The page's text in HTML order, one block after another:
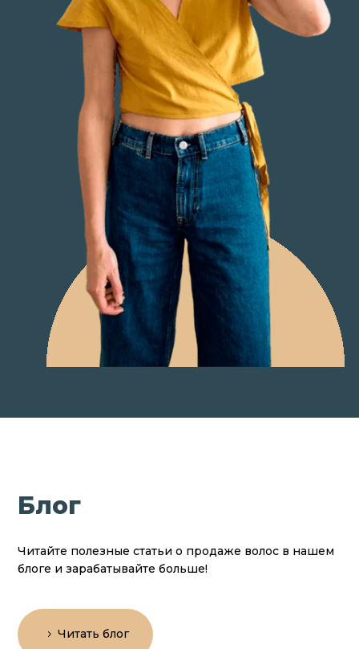
Блог
Читайте полезные статьи о продаже волос в нашем
блоге и зарабатывайте больше!
Читать блог